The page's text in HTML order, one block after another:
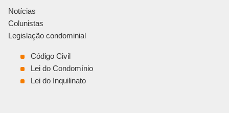
Notícias
Colunistas
Legislação condominial
Código Civil
Lei do Condomínio
Lei do Inquilinato